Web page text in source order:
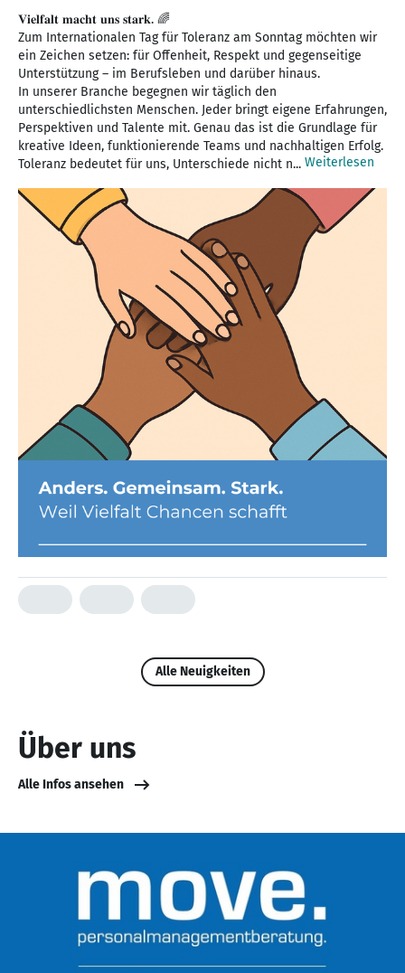
𝐕𝐢𝐞𝐥𝐟𝐚𝐥𝐭 𝐦𝐚𝐜𝐡𝐭 𝐮𝐧𝐬 𝐬𝐭𝐚𝐫𝐤. 🌈
Zum Internationalen Tag für Toleranz am Sonntag möchten wir
ein Zeichen setzen: für Offenheit, Respekt und gegenseitige
Unterstützung – im Berufsleben und darüber hinaus.
In unserer Branche begegnen wir täglich den
unterschiedlichsten Menschen. Jeder bringt eigene Erfahrungen,
Perspektiven und Talente mit. Genau das ist die Grundlage für
kreative Ideen, funktionierende Teams und nachhaltigen Erfolg.
Toleranz bedeutet für uns, Unterschiede nicht n... Weiterlesen
Alle Neuigkeiten
Über uns
Alle Infos ansehen